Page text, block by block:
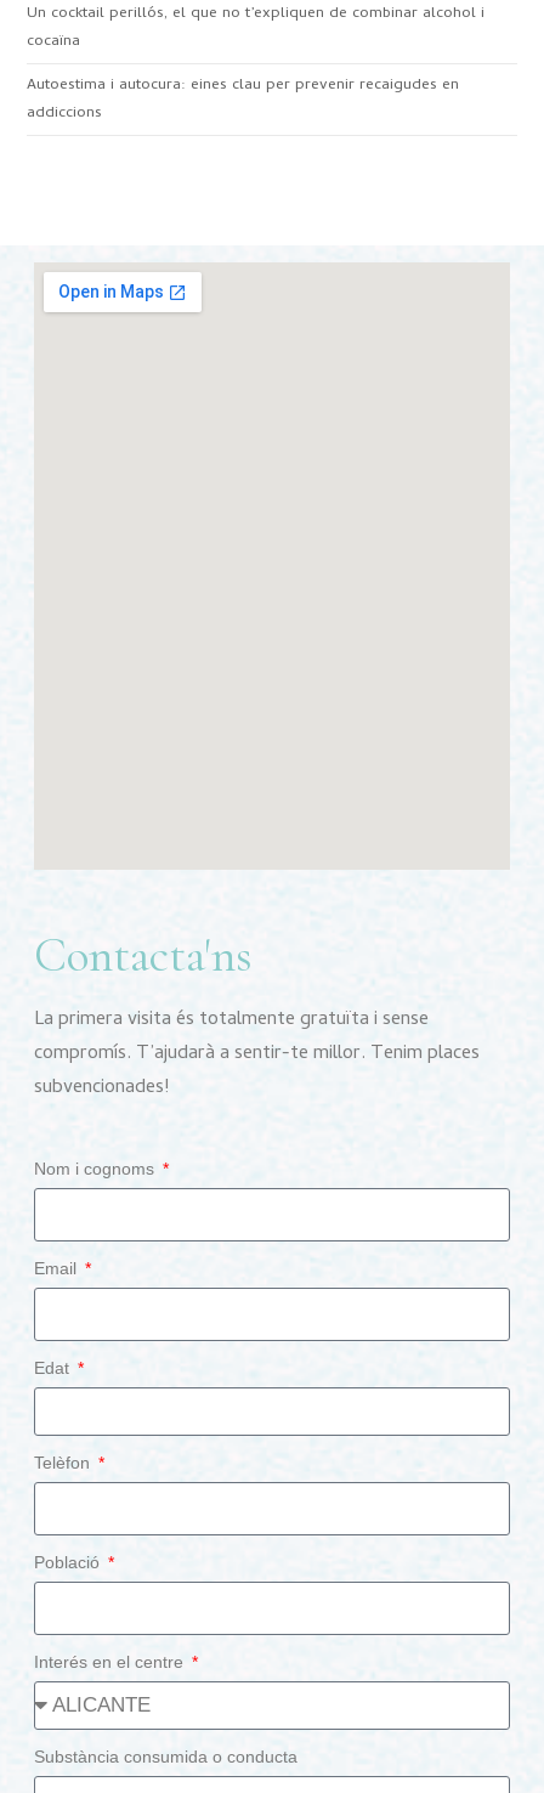
Un cocktail perillós, el que no t’expliquen de combinar alcohol i
cocaïna
Autoestima i autocura: eines clau per prevenir recaigudes en
addiccions
Contacta'ns
La primera visita és totalmente gratuïta i sense
compromís. T’ajudarà a sentir-te millor. Tenim places
subvencionades!
Nom i cognoms
Email
Edat
Telèfon
Població
Interés en el centre
Substància consumida o conducta